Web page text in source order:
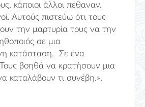
κάποιοι άλλοι πέθαναν.
Αυτούς πιστεύω ότι τους
την μαρτυρία τους να την
σε μια
κατάσταση. Σε ένα
Τους βοηθά να κρατήσουν μια
καταλάβουν τι συνέβη.».